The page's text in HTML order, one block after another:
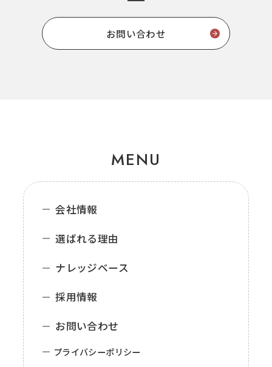
お問い合わせ
MENU
会社情報
選ばれる理由
ナレッジベース
採用情報
お問い合わせ
プライバシーポリシー